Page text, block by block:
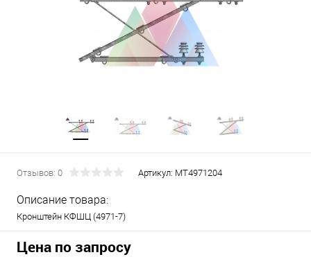
Отзывов: 0 Артикул: МТ4971204
Описание товара:
Кронштейн КФШЦ (4971-7)
Цена по запросу